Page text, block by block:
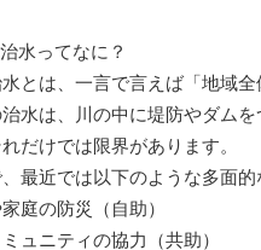
水ってなに？
とは、一言で言えば「地域
水は、川の中に堤防やダム
だけでは限界があります。
最近では以下のような多面
庭の防災（自助）
ュニティの協力（共助）